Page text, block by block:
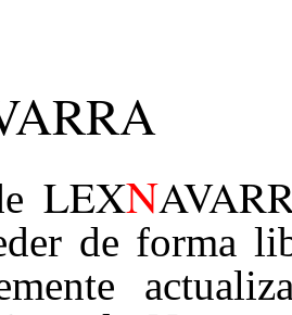
LEXN
de forma